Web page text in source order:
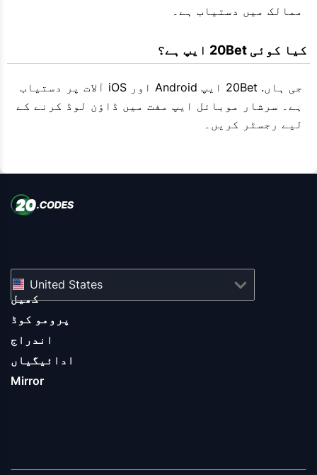
ممالک میں دستیاب ہے۔
جی ہاں. 20Bet ایپ Android اور iOS آلات پر دستیاب
ہے۔ سرشار موبائل ایپ مفت میں ڈاؤن لوڈ کرنے کے
لیے رجسٹر کریں۔
United States
کھیل
پرومو کوڈ
اندراج
ادائیگیاں
Mirror